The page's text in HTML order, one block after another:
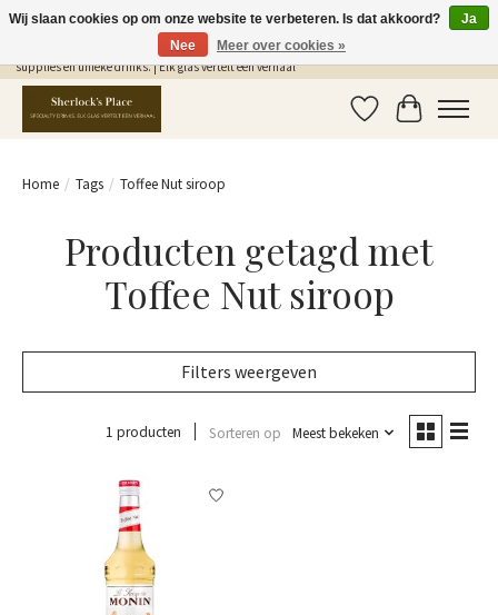
Gratis Verzending in NL vanaf €75,- | Sherlocks Place: dé plek voor MONIN siropen, bar
supplies en unieke drinks. | Elk glas vertelt een verhaal
Verlanglijst
Home / Tags / Toffee Nut siroop
Producten getagd met
Toffee Nut siroop
Filters weergeven
1 producten Sorteren op Meest bekeken
Wij slaan cookies op om onze website te verbeteren. Is dat akkoord?
Ja
Nee
Meer over cookies »